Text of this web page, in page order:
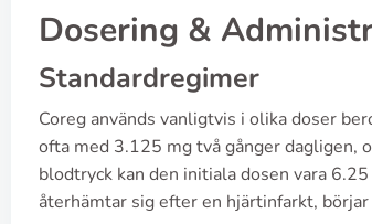
Dosering &
Standardregimer
Coreg används vanligtvis i olika doser
ofta med 3.125 mg två gånger dagligen,
blodtryck kan den initiala dosen vara
återhämtar sig efter en hjärtinfarkt,